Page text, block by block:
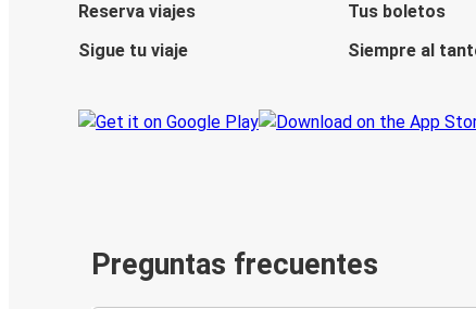
Reserva viajes
Tus boletos
Sigue tu viaje
Siempre al
Preguntas frecuentes